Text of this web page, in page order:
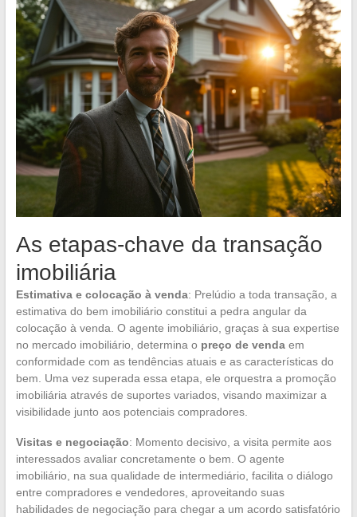
As etapas-chave da transação
imobiliária
Estimativa e colocação à venda: Prelúdio a toda transação, a
estimativa do bem imobiliário constitui a pedra angular da
colocação à venda. O agente imobiliário, graças à sua expertise
no mercado imobiliário, determina o preço de vendaem
conformidade com as tendências atuais e as características do
bem. Uma vez superada essa etapa, ele orquestra a promoção
imobiliária através de suportes variados, visando maximizar a
visibilidade junto aos potenciais compradores.
Visitas e negociação: Momento decisivo, a visita permite aos
interessados avaliar concretamente o bem. O agente
imobiliário, na sua qualidade de intermediário, facilita o diálogo
entre compradores e vendedores, aproveitando suas
habilidades de negociação para chegar a um acordo satisfatório